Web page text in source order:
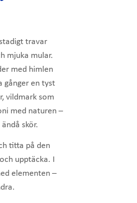
travar
mjuka mular.
med himlen
gånger en tyst
vildmark som
med naturen –
skör.
titta på den
upptäcka. I
elementen –